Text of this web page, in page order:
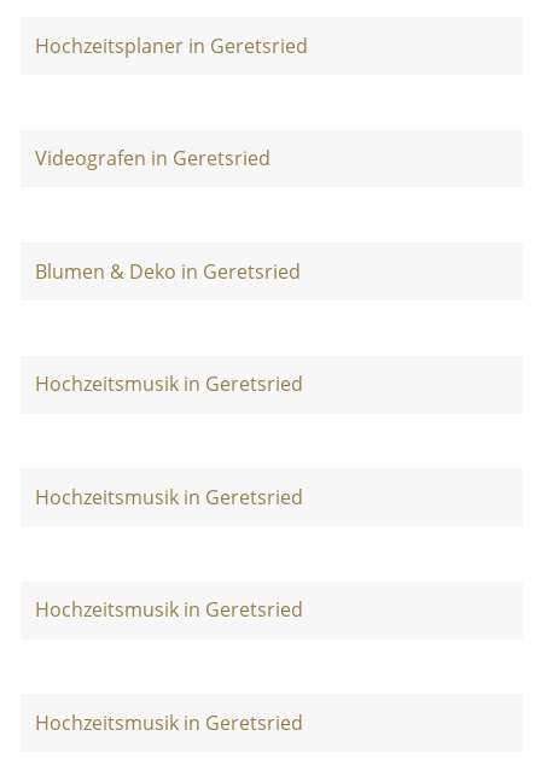
Hochzeitsplaner in Geretsried
Videografen in Geretsried
Blumen & Deko in Geretsried
Hochzeitsmusik in Geretsried
Hochzeitsmusik in Geretsried
Hochzeitsmusik in Geretsried
Hochzeitsmusik in Geretsried